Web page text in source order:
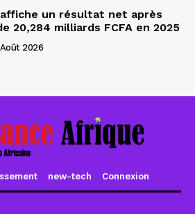
affiche un résultat net après
20,284 milliards FCFA en 2025
2026
new-tech Connexion